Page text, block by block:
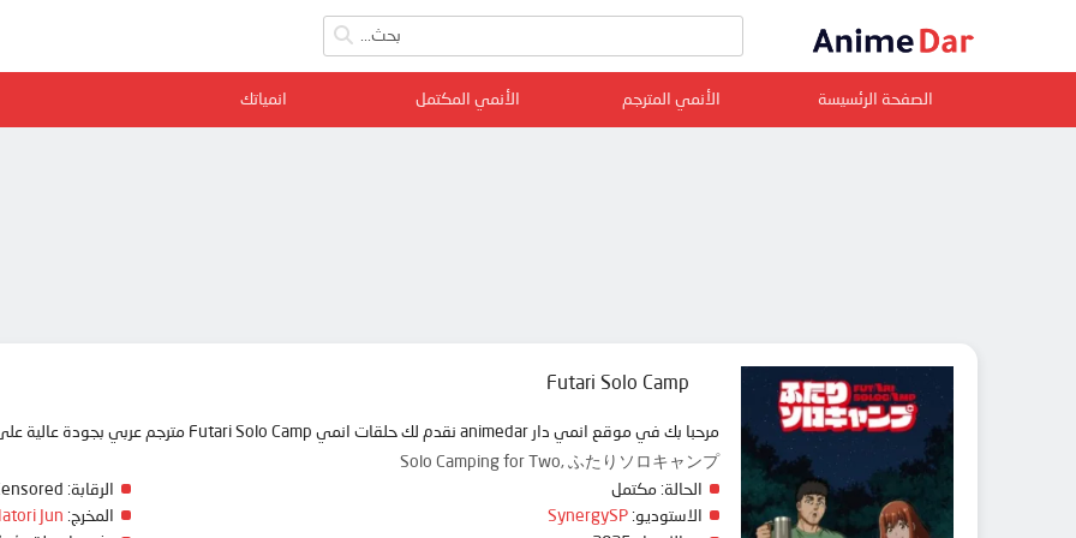
الصفحة الرئسيسة الأنمي المترجم الأنمي المكتمل انمياتك
Futari Solo Camp
مرحبا بك في موقع انمي دار animedar نقدم لك حلقات انمي Futari Solo Camp مترجم عربي بجودة عالية على سرفرات متعددة, مشاهدة ممتعة
Solo Camping for Two, ふたりソロキャンプ
الحالة: مكتمل
الاستوديو: SynergySP
الرقابة:
المخرج: Jun